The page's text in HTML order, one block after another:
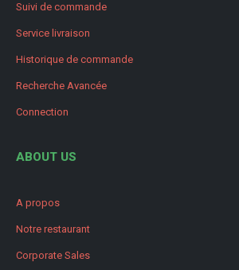
Suivi de commande
Service livraison
Historique de commande
Recherche Avancée
Connection
ABOUT US
A propos
Notre restaurant
Corporate Sales